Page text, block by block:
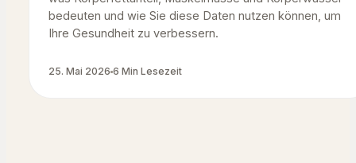
bedeuten und wie Sie diese Daten nutzen können, um
Ihre Gesundheit zu verbessern.
25. Mai 2026 6 Min Lesezeit